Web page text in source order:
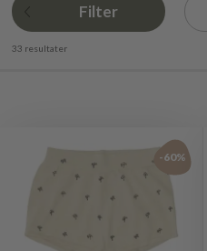
Filter
33 resultater
-60%